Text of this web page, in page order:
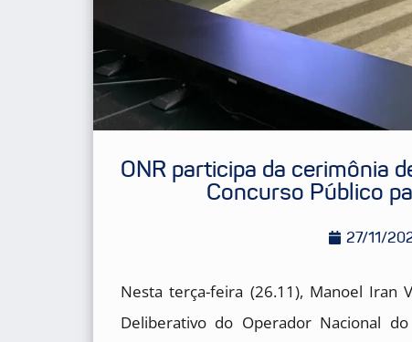
ONR participa da cerimônia
Concurso Público
27/11/
Nesta terça-feira (26.11), Manoel Iran
Deliberativo do Operador Nacional